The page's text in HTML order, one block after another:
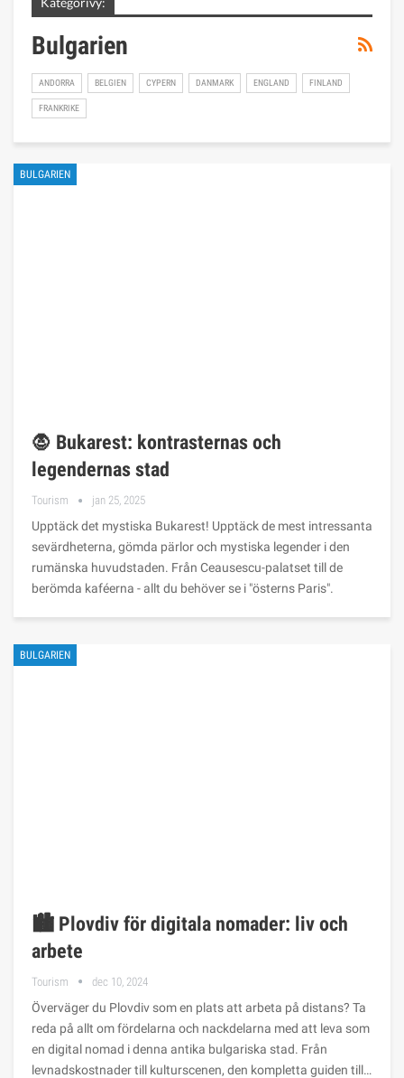
Bulgarien
ANDORRA BELGIEN CYPERN DANMARK ENGLAND FINLAND
FRANKRIKE
BULGARIEN
🧛 Bukarest: kontrasternas och
legendernas stad
Tourism jan 25, 2025
Upptäck det mystiska Bukarest! Upptäck de mest intressanta
sevärdheterna, gömda pärlor och mystiska legender i den
rumänska huvudstaden. Från Ceausescu-palatset till de
berömda kaféerna - allt du behöver se i "österns Paris".
BULGARIEN
🏙️ Plovdiv för digitala nomader: liv och
arbete
Tourism dec 10, 2024
Överväger du Plovdiv som en plats att arbeta på distans? Ta
reda på allt om fördelarna och nackdelarna med att leva som
en digital nomad i denna antika bulgariska stad. Från
levnadskostnader till kulturscenen, den kompletta guiden till…